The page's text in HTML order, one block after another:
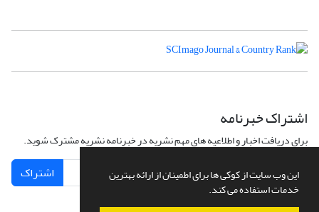
این وب سایت از کوکی ها برای اطمینان از ارائه بهترین
خدمات استفاده می کند.
اشتراک خبرنامه
برای دریافت اخبار و اطلاعیه های مهم نشریه در خبرنامه نشریه مشترک شوید.
اشتراک